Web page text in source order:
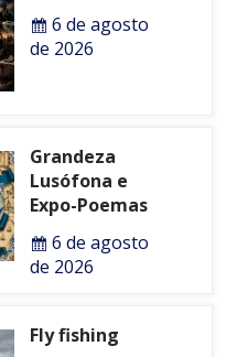
6 de agosto
de 2026
Grandeza
Lusófona e
Expo-Poemas
6 de agosto
de 2026
Fly fishing